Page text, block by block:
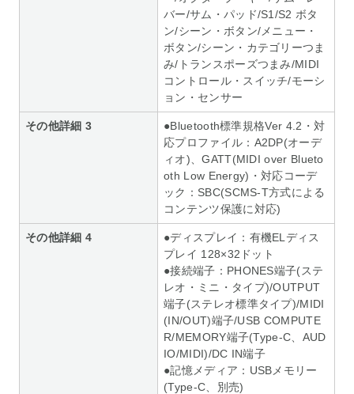
バー/サム・パッド/S1/S2 ボタ
ン/シーン・ボタン/メニュー・
ボタン/シーン・カテゴリーつま
み/トランスポーズつまみ/MIDI
コントロール・スイッチ/モーシ
ョン・センサー
その他詳細 3
●Bluetooth標準規格Ver 4.2・対
応プロファイル：A2DP(オーデ
ィオ)、GATT(MIDI over Blueto
oth Low Energy)・対応コーデ
ック：SBC(SCMS-T方式による
コンテンツ保護に対応)
その他詳細 4
●ディスプレイ：有機ELディス
プレイ 128×32ドット
●接続端子：PHONES端子(ステ
レオ・ミニ・タイプ)/OUTPUT
端子(ステレオ標準タイプ)/MIDI
(IN/OUT)端子/USB COMPUTE
R/MEMORY端子(Type-C、AUD
IO/MIDI)/DC IN端子
●記憶メディア：USBメモリー
(Type-C、別売)